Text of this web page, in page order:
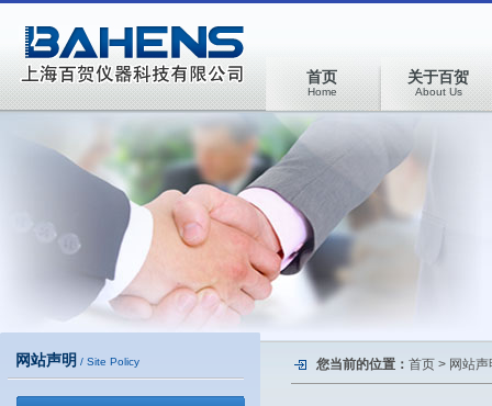
首页
Home
关于百贺
About Us
网站声明 / Site Policy 您当前的位置： 首页 > 网站声